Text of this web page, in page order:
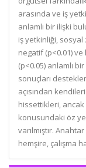
arasında ve iş
anlamlı bir ilişki
iş yetkinliği, sosyal
negatif (p<0.01)
(p<0.05) anlamlı
sonuçları
açısından
hissettikleri,
konusundaki öz
varılmıştır.
hemşire, çalışma